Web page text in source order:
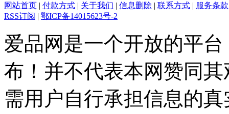
网站首页 | 付款方式 | 关于我们 | 信息删除 | 联系方式 | 服务条款
RSS订阅 | 鄂ICP备14015623号-2
爱品网是一个开放的平
布！并不代表本网赞同
需用户自行承担信息的